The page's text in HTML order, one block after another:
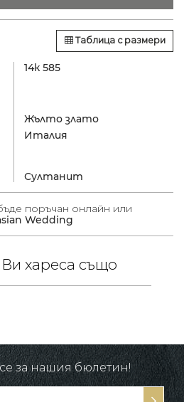
Таблица с размери
14к 585
Жълто злато
Италия
Султанит
поръчан онлайн или
Wedding
хареса също
за нашия бюлетин!